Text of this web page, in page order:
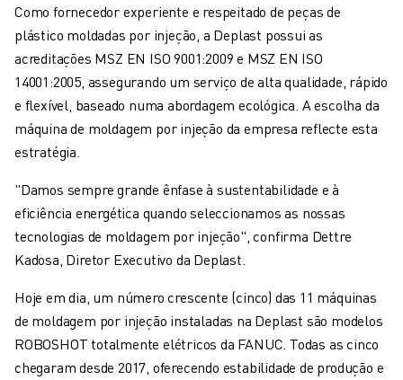
Como fornecedor experiente e respeitado de peças de
plástico moldadas por injeção, a Deplast possui as
acreditações MSZ EN ISO 9001:2009 e MSZ EN ISO
14001:2005, assegurando um serviço de alta qualidade, rápido
e flexível, baseado numa abordagem ecológica. A escolha da
máquina de moldagem por injeção da empresa reflecte esta
estratégia.
"Damos sempre grande ênfase à sustentabilidade e à
eficiência energética quando seleccionamos as nossas
tecnologias de moldagem por injeção", confirma Dettre
Kadosa, Diretor Executivo da Deplast.
Hoje em dia, um número crescente (cinco) das 11 máquinas
de moldagem por injeção instaladas na Deplast são modelos
ROBOSHOT totalmente elétricos da FANUC. Todas as cinco
chegaram desde 2017, oferecendo estabilidade de produção e